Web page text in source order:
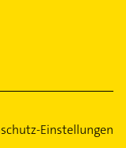
Einstellungen